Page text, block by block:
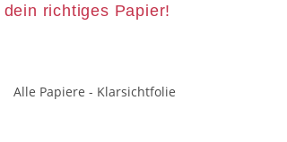
dein richtiges Papier!